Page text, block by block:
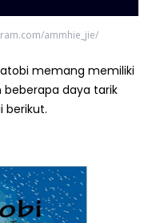
ammhie_jie/
memang memiliki
beberapa daya tarik
berikut.